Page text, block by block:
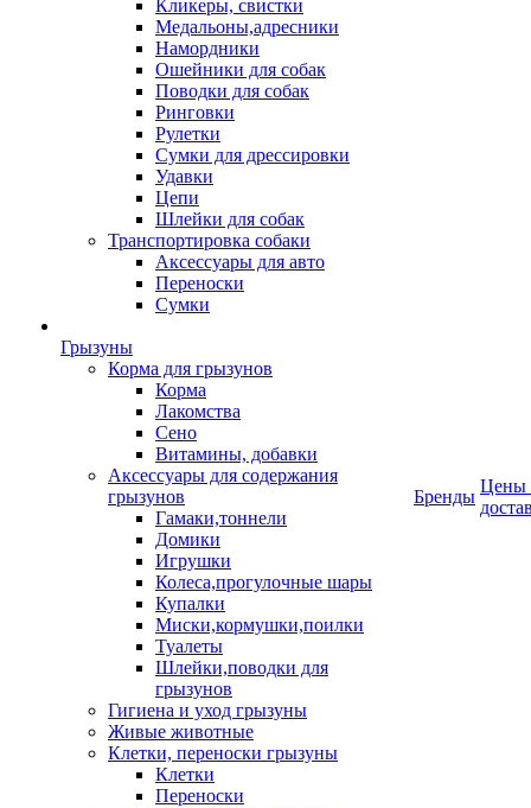
Кликеры, свистки
Медальоны,адресники
Намордники
Ошейники для собак
Поводки для собак
Ринговки
Рулетки
Сумки для дрессировки
Удавки
Цепи
Шлейки для собак
Транспортировка собаки
Аксессуары для авто
Переноски
Сумки
Грызуны
Корма для грызунов
Корма
Лакомства
Сено
Витамины, добавки
Аксессуары для содержания
грызунов
Гамаки,тоннели
Домики
Игрушки
Колеса,прогулочные шары
Купалки
Миски,кормушки,поилки
Туалеты
Шлейки,поводки для
грызунов
Гигиена и уход грызуны
Живые животные
Клетки, переноски грызуны
Клетки
Переноски
Бренды
Цены